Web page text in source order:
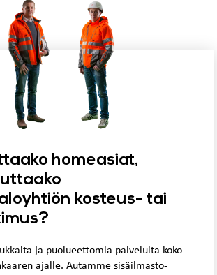
homeasiat,
kosteus- tai
ja puolueettomia palveluita koko
ajalle. Autamme sisäilmasto-